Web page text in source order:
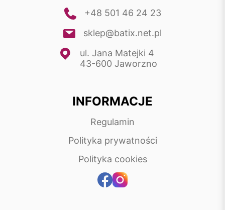
+48 501 46 24 23
sklep@batix.net.pl
ul. Jana Matejki 4
43-600 Jaworzno
INFORMACJE
Regulamin
Polityka prywatności
Polityka cookies